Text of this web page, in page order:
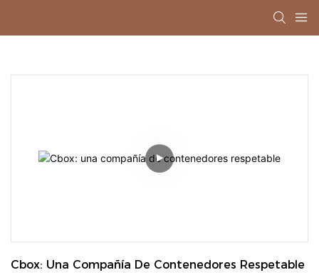
Cbox: Una Compañía De Contenedores Respetable